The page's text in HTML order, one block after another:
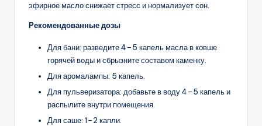
эфирное масло снижает стресс и нормализует сон.
Рекомендованные дозы
Для бани: разведите 4–5 капель масла в ковше
горячей воды и сбрызните составом каменку.
Для аромалампы: 5 капель.
Для пульверизатора: добавьте в воду 4–5 капель и
распылите внутри помещения.
Для саше: 1–2 капли.